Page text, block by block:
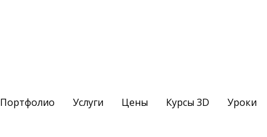
Портфолио Услуги Цены Курсы 3D Уроки